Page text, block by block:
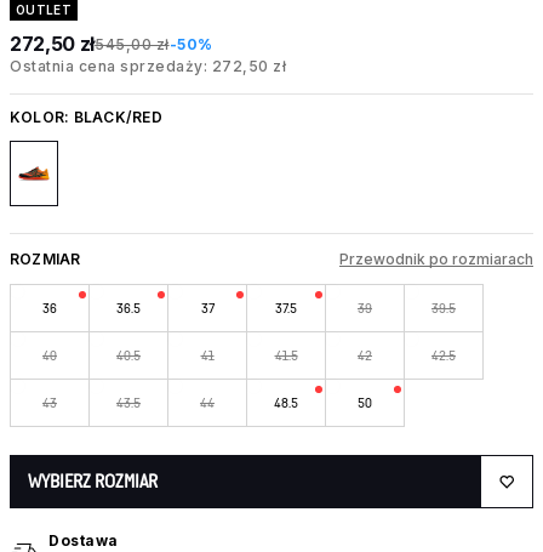
OUTLET
272,50 zł545,00 zł-50%
Ostatnia cena sprzedaży: 272,50 zł
KOLOR: BLACK/RED
ROZMIAR Przewodnik po rozmiarach
36 36.5 37 37.5 39 39.5
40 40.5 41 41.5 42 42.5
43 43.5 44 48.5 50
WYBIERZ ROZMIAR
Dostawa